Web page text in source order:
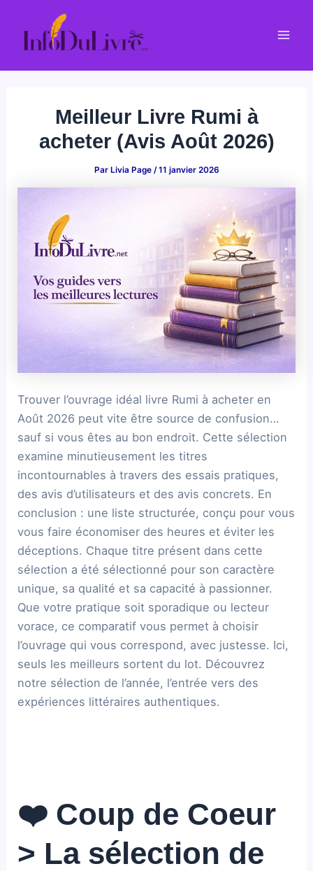
contenu
Meilleur Livre Rumi à
acheter (Avis Août 2026)
Par Livia Page /11 janvier 2026
Trouver l’ouvrage idéal livre Rumi à acheter en
Août 2026 peut vite être source de confusion…
sauf si vous êtes au bon endroit. Cette sélection
examine minutieusement les titres
incontournables à travers des essais pratiques,
des avis d’utilisateurs et des avis concrets. En
conclusion : une liste structurée, conçu pour vous
vous faire économiser des heures et éviter les
déceptions. Chaque titre présent dans cette
sélection a été sélectionné pour son caractère
unique, sa qualité et sa capacité à passionner.
Que votre pratique soit sporadique ou lecteur
vorace, ce comparatif vous permet à choisir
l’ouvrage qui vous correspond, avec justesse. Ici,
seuls les meilleurs sortent du lot. Découvrez
notre sélection de l’année, l’entrée vers des
expériences littéraires authentiques.
❤️ Coup de Coeur
> La sélection de